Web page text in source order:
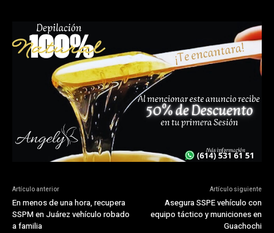
Artículo anterior
En menos de una hora, recupera
SSPM en Juárez vehículo robado
a familia
Artículo siguiente
Asegura SSPE vehículo con
equipo táctico y municiones en
Guachochi